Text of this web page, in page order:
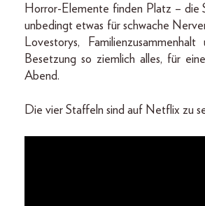
Horror-Elemente finden Platz – die
unbedingt etwas für schwache
Lovestorys,
Besetzung so ziemlich alles, für
Abend.
Die vier Staffeln sind auf Netflix zu